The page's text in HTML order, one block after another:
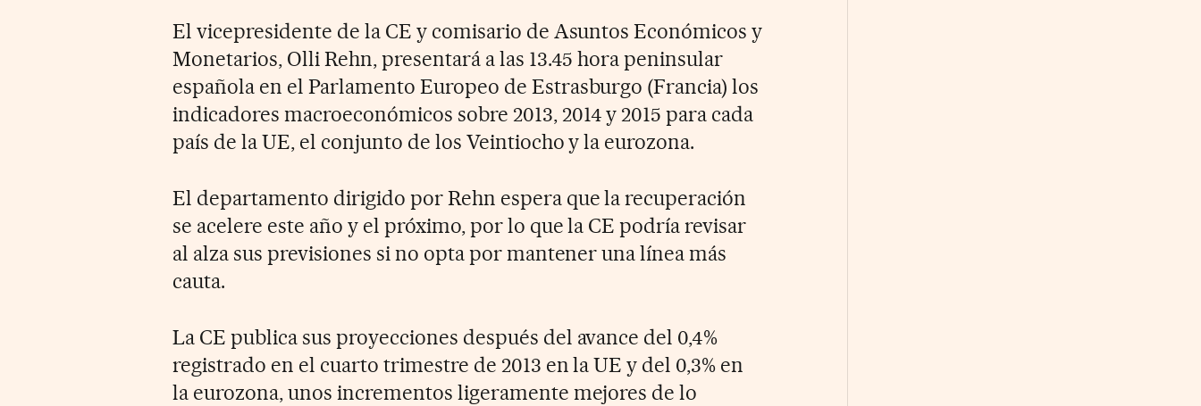
El vicepresidente de la CE y comisario de Asuntos Económicos y
Monetarios, Olli Rehn, presentará a las 13.45 hora peninsular
española en el Parlamento Europeo de Estrasburgo (Francia) los
indicadores macroeconómicos sobre 2013, 2014 y 2015 para cada
país de la UE, el conjunto de los Veintiocho y la eurozona.
El departamento dirigido por Rehn espera que la recuperación
se acelere este año y el próximo, por lo que la CE podría revisar
al alza sus previsiones si no opta por mantener una línea más
cauta.
La CE publica sus proyecciones después del avance del 0,4%
registrado en el cuarto trimestre de 2013 en la UE y del 0,3% en
la eurozona, unos incrementos ligeramente mejores de lo